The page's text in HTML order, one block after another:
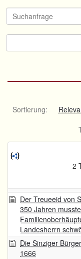
Sortierung:
2
Der Treueeid von
350 Jahren
Landesherrn
Die Sinziger
1666